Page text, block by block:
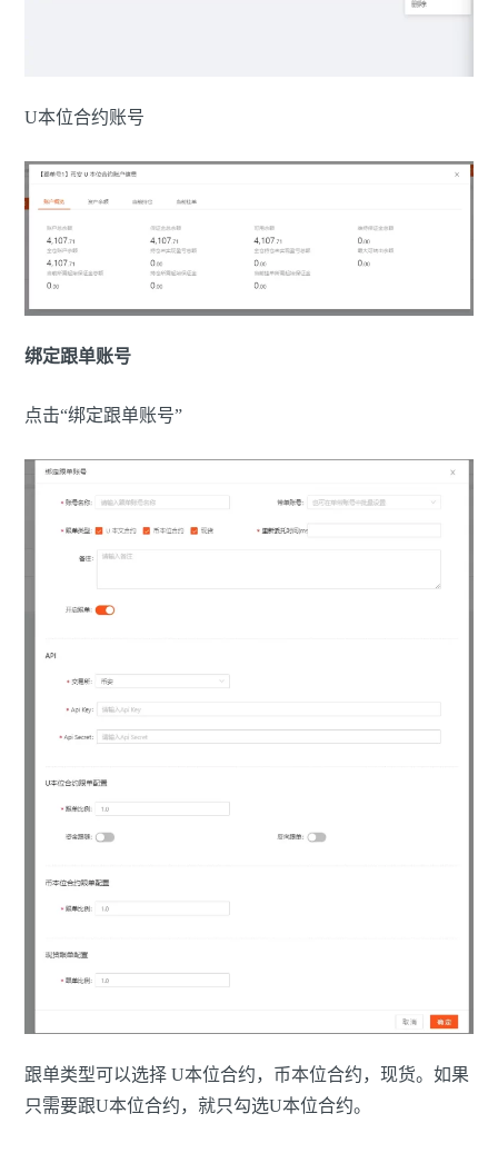
U本位合约账号
绑定跟单账号
点击“绑定跟单账号”
跟单类型可以选择 U本位合约，币本位合约，现货。如果
只需要跟U本位合约，就只勾选U本位合约。